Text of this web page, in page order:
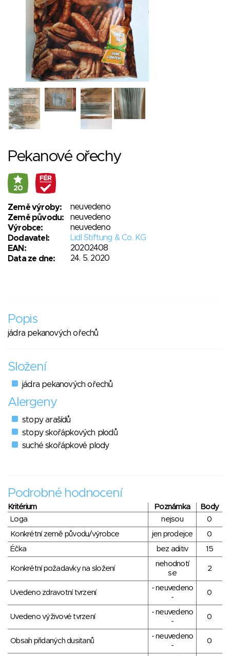
Pekanové ořechy
20
Země výroby:
neuvedeno
Země původu:
neuvedeno
Výrobce:
neuvedeno
Dodavatel:
Lidl Stiftung & Co. KG
EAN:
20202408
Data ze dne:
24. 5. 2020
Popis
jádra pekanových ořechů
Složení
jádra pekanových ořechů
Alergeny
stopy arašídů
stopy skořápkových plodů
suché skořápkové plody
Podrobné hodnocení
Kritérium Poznámka
Body
Loga
nejsou
0
Konkrétní země původu/výrobce
jen prodejce
0
Éčka
bez aditiv 15
Konkrétní požadavky na složení
nehodnotí
se
2
Uvedeno zdravotní tvrzení
- neuvedeno
-
0
Uvedeno výživové tvrzení
- neuvedeno
-
0
Obsah přidaných dusitanů
- neuvedeno
-
0